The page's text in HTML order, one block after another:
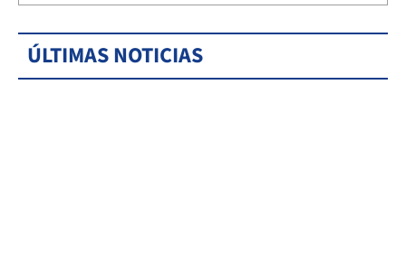
ÚLTIMAS NOTICIAS